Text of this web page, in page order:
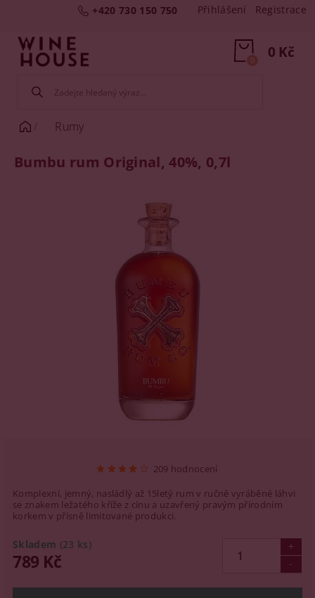
+420 730 150 750 Přihlášení Registrace
0 Kč
0
Rumy
Bumbu rum Original, 40%, 0,7l
209 hodnocení
Komplexní, jemný, nasládlý až 15letý rum v ručně vyráběné láhvi
se znakem ležatého kříže z cínu a uzavřený pravým přírodním
korkem v přísně limitované produkci.
Skladem (23 ks)
789 Kč